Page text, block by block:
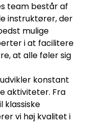
team består af
instruktører, der
mulige
i at facilitere
at alle føler sig
konstant
aktiviteter. Fra
klassiske
vi høj kvalitet i